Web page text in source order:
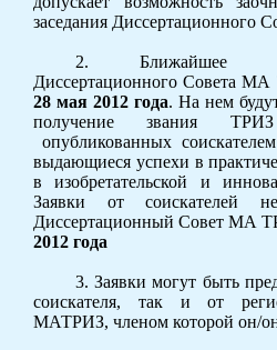
заседания Диссертационного
2. Ближайшее
Диссертационного Совета МА
28 мая 2012 года. На нем
получение звания
опубликованных
выдающиеся успехи в
в изобретательской и
Заявки от соискателей
Диссертационный Совет МА
2012 года
3. Заявки могут быть
соискателя, так и от
МАТРИЗ, членом которой он/